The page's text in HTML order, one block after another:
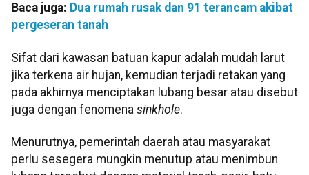
Baca juga: Dua rumah rusak dan 91 terancam akibat
pergeseran tanah
Sifat dari kawasan batuan kapur adalah mudah larut
jika terkena air hujan, kemudian terjadi retakan yang
pada akhirnya menciptakan lubang besar atau disebut
juga dengan fenomena sinkhole.
Menurutnya, pemerintah daerah atau masyarakat
perlu sesegera mungkin menutup atau menimbun